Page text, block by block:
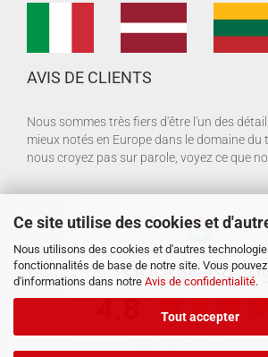
Ce site utilise des cookies et
Nous utilisons des cookies et d'autres
fonctionnalités de base de notre site. Vous
d'informations dans notre Avis de confidentialité.
Tout accepter
AVIS DE CLIENTS
Nous sommes très fiers d'être l'un des
mieux notés en Europe dans le domaine du
nous croyez pas sur parole, voyez ce que